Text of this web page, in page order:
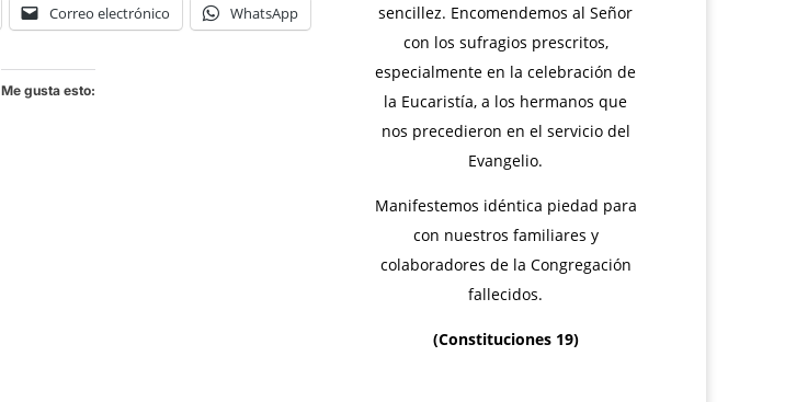
Correo electrónico WhatsApp
Me gusta esto:
sencillez. Encomendemos al Señor
con los sufragios prescritos,
especialmente en la celebración de
la Eucaristía, a los hermanos que
nos precedieron en el servicio del
Evangelio.
Manifestemos idéntica piedad para
con nuestros familiares y
colaboradores de la Congregación
fallecidos.
(Constituciones 19)